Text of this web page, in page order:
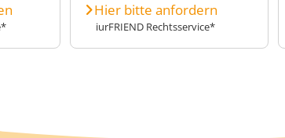
Hier bitte anfordern
iurFRIEND Rechtsservice*